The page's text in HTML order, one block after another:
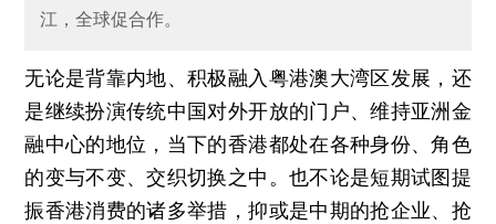
江，全球促合作。
无论是背靠内地、积极融入粤港澳大湾区发展，还
是继续扮演传统中国对外开放的门户、维持亚洲金
融中心的地位，当下的香港都处在各种身份、角色
的变与不变、交织切换之中。也不论是短期试图提
振香港消费的诸多举措，抑或是中期的抢企业、抢